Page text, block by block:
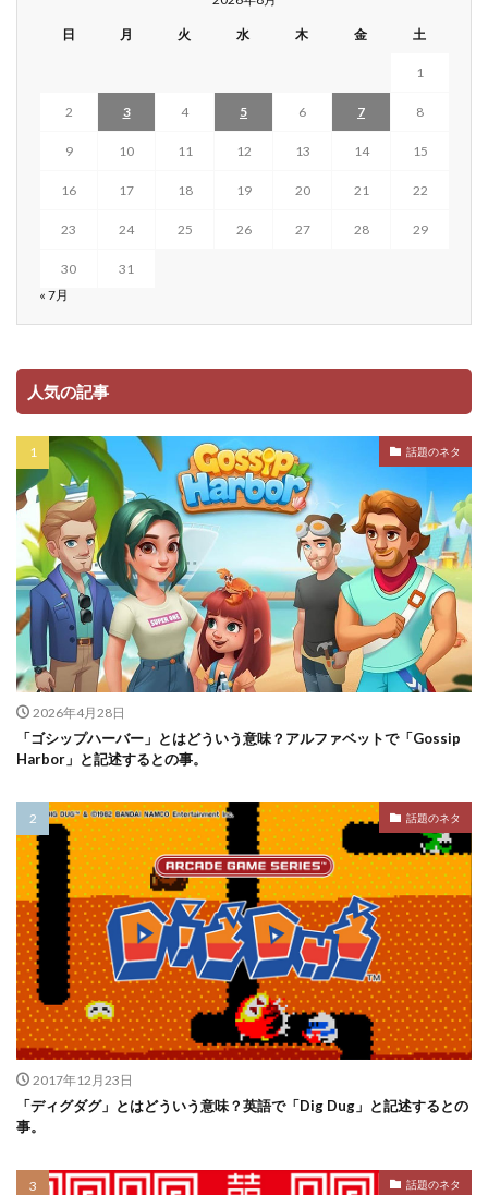
日 月 火 水 木 金 土
1
2 3 4 5 6 7 8
9 10 11 12 13 14 15
16 17 18 19 20 21 22
23 24 25 26 27 28 29
30
31
« 7月
人気の記事
話題のネタ
2026年4月28日
「ゴシップハーバー」とはどういう意味？アルファベットで「Gossip
Harbor」と記述するとの事。
話題のネタ
2017年12月23日
「ディグダグ」とはどういう意味？英語で「Dig Dug」と記述するとの
事。
話題のネタ